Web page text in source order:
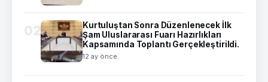
02
Kurtuluştan Sonra Düzenlenecek İlk
Şam Uluslararası Fuarı Hazırlıkları
Kapsamında Toplantı Gerçekleştirildi.
12 ay önce